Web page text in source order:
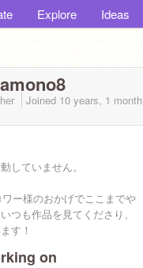
Explore Ideas
Joined 10 years, 1 month
していません。
ワー様のおかげでここまでや
つも作品を見てくださり、
す！
on